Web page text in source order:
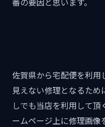
佐賀県から宅配便を利用
見えない修理となるた
しでも当店を利用して
ームページ上に修理画像